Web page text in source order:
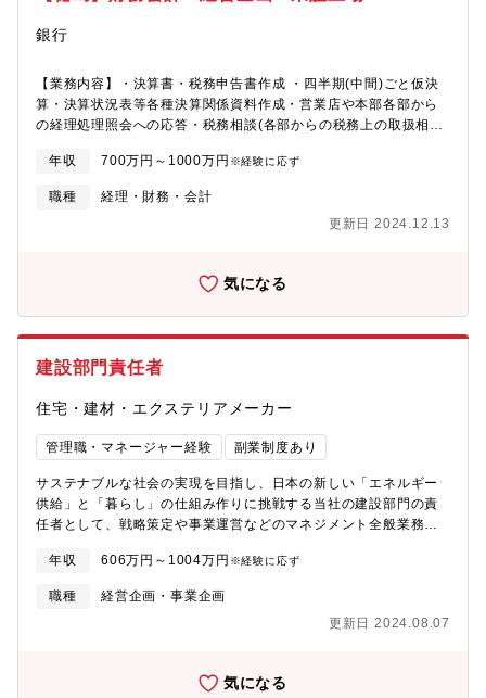
銀行
【業務内容】・決算書・税務申告書作成 ・四半期(中間)ごと仮決
算・決算状況表等各種決算関係資料作成・営業店や本部各部から
の経理処理照会への応答・税務相談(各部からの税務上の取扱相
処理の監査法人への相談)
年収 700万円～1000万円 ※経験に応ず
職種
経理・財務・会計
更新日 2024.12.13
気になる
建設部門責任者
住宅・建材・エクステリアメーカー
管理職・マネージャー経験 副業制度あり
サステナブルな社会の実現を目指し、日本の新しい「エネルギー
供給」と「暮らし」の仕組み作りに挑戦する当社の建設部門の責
任者として、戦略策定や事業運営などのマネジメント全般業務を
達、施工管理、土木開発、原価管理、工事受発注・支払い業務等
の建設部門全般のマネジメント■全部門業務プロセス管理、成果管
理、人事評価、目標設定■建設業務の安全・品質・衛生管理、業者
開拓・育成・教育業務、コンプライアンス・ガバナンス管理、お
年収 606万円～1004万円 ※経験に応ず
職種
経営企画・事業企画
更新日 2024.08.07
気になる